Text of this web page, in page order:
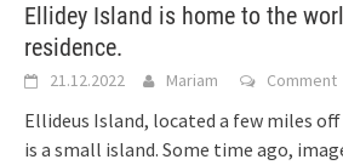
Ellidey Island is home to the
residence.
21.12.2022 Mariam Comment
Ellideus Island, located a few miles
is a small island. Some time ago,